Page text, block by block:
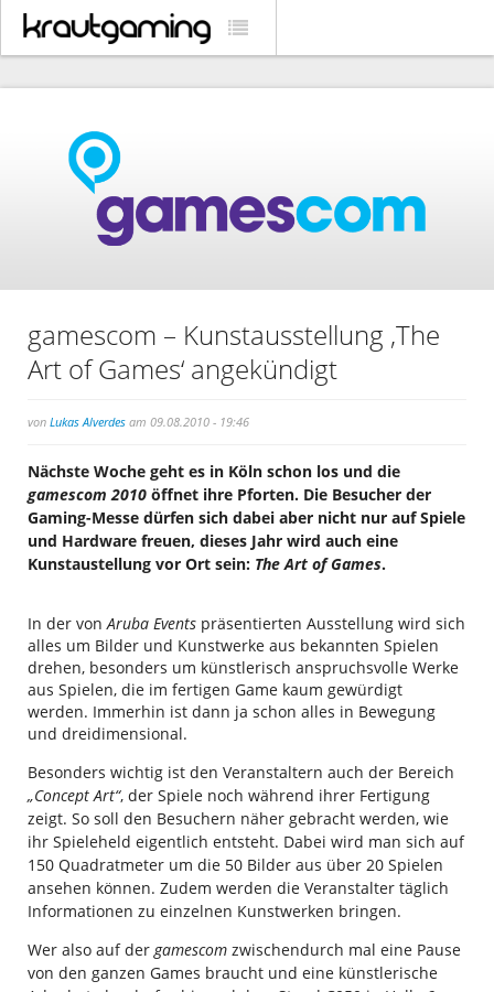
gamescom – Kunstausstellung ‚The
Art of Games‘ angekündigt
von Lukas Alverdes am 09.08.2010 - 19:46
Nächste Woche geht es in Köln schon los und die
gamescom 2010 öffnet ihre Pforten. Die Besucher der
Gaming-Messe dürfen sich dabei aber nicht nur auf Spiele
und Hardware freuen, dieses Jahr wird auch eine
Kunstaustellung vor Ort sein: The Art of Games.
In der von Aruba Events präsentierten Ausstellung wird sich
alles um Bilder und Kunstwerke aus bekannten Spielen
drehen, besonders um künstlerisch anspruchsvolle Werke
aus Spielen, die im fertigen Game kaum gewürdigt
werden. Immerhin ist dann ja schon alles in Bewegung
und dreidimensional.
Besonders wichtig ist den Veranstaltern auch der Bereich
„Concept Art“, der Spiele noch während ihrer Fertigung
zeigt. So soll den Besuchern näher gebracht werden, wie
ihr Spieleheld eigentlich entsteht. Dabei wird man sich auf
150 Quadratmeter um die 50 Bilder aus über 20 Spielen
ansehen können. Zudem werden die Veranstalter täglich
Informationen zu einzelnen Kunstwerken bringen.
Wer also auf der gamescom zwischendurch mal eine Pause
von den ganzen Games braucht und eine künstlerische